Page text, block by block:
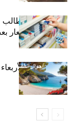
اتحاد الشغل يطالب
الأخيرة في أسعار
طقس اليوم الأربعاء 5 أوت 2026